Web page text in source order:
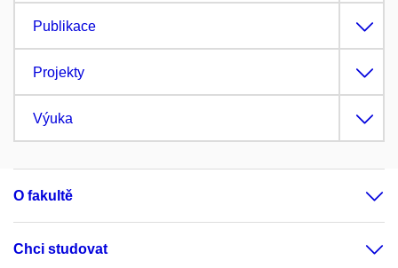
Publikace
Projekty
Výuka
O fakultě
Chci studovat